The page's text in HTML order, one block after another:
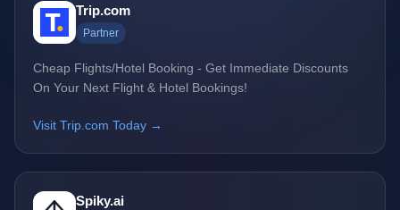
Trip.com
Partner
Cheap Flights/Hotel Booking - Get Immediate Discounts
On Your Next Flight & Hotel Bookings!
Visit Trip.com Today →
Spiky.ai